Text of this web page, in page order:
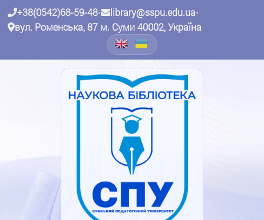
+38(0542)68-59-48• library@sspu.edu.ua•
вул. Роменська, 87 м. Суми 40002, Україна